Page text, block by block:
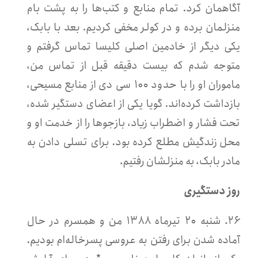
آگاهمان کرد. تمام منابع و کتب‌ها را به پشت بام
منزلمان برده و در کولر مخفی کردیم. بعد با بابک،
یکی دیگر از خادمین اصلی کلیسا تماس گرفتم و
متوجه شدم که بیست دقیقه قبل از تماس من،
ماموران او را با حدود ۱۰۰ سی دی از منابع مسیحی،
بازداشت کرده‌اند. گویا یکی از اعضای دستگیر شده،
تحت فشار و اضطراب زیاد، بازجوها را از خدمت او و
محل زندگیش مطلع کرده بود. برای تسلی دادن به
مادر بابک، به منزلشان رفتیم.
روز دستگیری
۲۶. شنبه ۲۰ تیرماه ۱۳۸۸ من و همسرم در حال
آماده شدن برای رفتن به عروسی پسرخاله‌ام بودیم.